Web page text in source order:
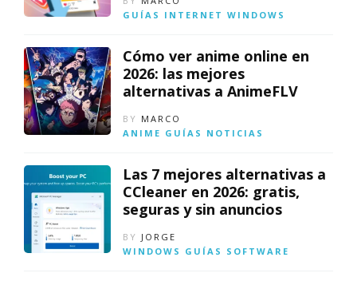
GUÍAS INTERNET WINDOWS
Cómo ver anime online en
2026: las mejores
alternativas a AnimeFLV
BY MARCO
ANIME GUÍAS NOTICIAS
Las 7 mejores alternativas a
CCleaner en 2026: gratis,
seguras y sin anuncios
BY JORGE
WINDOWS GUÍAS SOFTWARE